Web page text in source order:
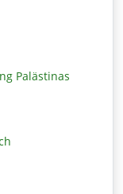
Palästinas